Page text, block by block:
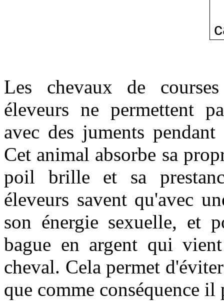
Les chevaux de
éleveurs ne permettent
avec des juments
Cet animal absorbe sa
poil brille et sa
éleveurs savent qu'avec
son énergie sexuelle, et
bague en argent qui
cheval. Cela permet
que comme conséquence il